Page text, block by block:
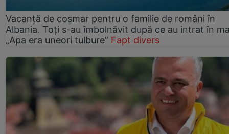
Vacanță de coșmar pentru o familie de români în
Albania. Toți s-au îmbolnăvit după ce au intrat în
„Apa era uneori tulbure” Fapt divers